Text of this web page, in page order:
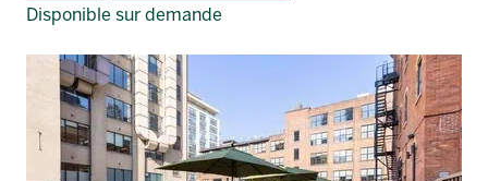
Disponible sur demande